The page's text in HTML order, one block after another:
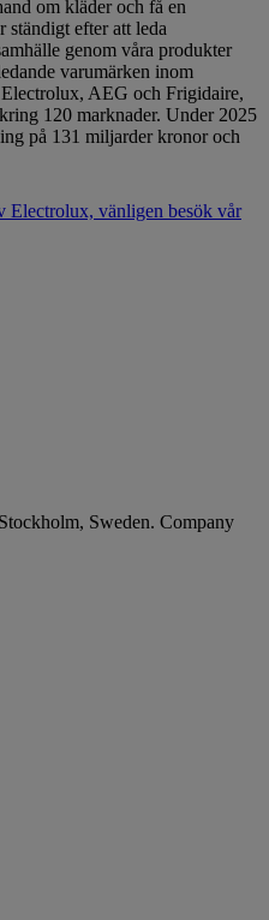
om kläder och få en
ständigt efter att leda
genom våra produkter
varumärken inom
AEG och Frigidaire,
120 marknader. Under 2025
på 131 miljarder kronor och
Electrolux, vänligen besök vår
Sweden. Company